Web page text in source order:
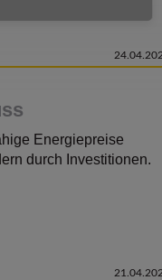
Energiepreise
durch Investitionen.